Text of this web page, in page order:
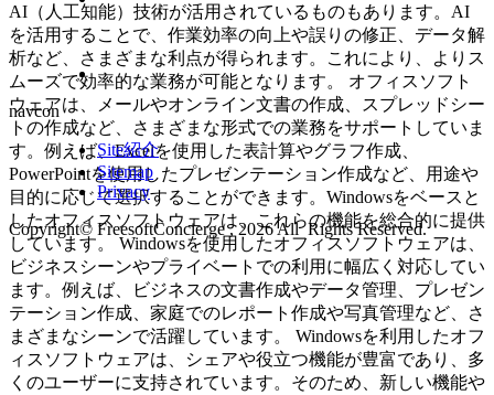
AI（人工知能）技術が活用されているものもあります。AI
を活用することで、作業効率の向上や誤りの修正、データ解
析など、さまざまな利点が得られます。これにより、よりス
ムーズで効率的な業務が可能となります。 オフィスソフト
ウェアは、メールやオンライン文書の作成、スプレッドシー
トの作成など、さまざまな形式での業務をサポートしていま
す。例えば、Excelを使用した表計算やグラフ作成、
PowerPointを使用したプレゼンテーション作成など、用途や
目的に応じて選択することができます。Windowsをベースと
したオフィスソフトウェアは、これらの機能を総合的に提供
しています。 Windowsを使用したオフィスソフトウェアは、
ビジネスシーンやプライベートでの利用に幅広く対応してい
ます。例えば、ビジネスの文書作成やデータ管理、プレゼン
テーション作成、家庭でのレポート作成や写真管理など、さ
まざまなシーンで活躍しています。 Windowsを利用したオフ
ィスソフトウェアは、シェアや役立つ機能が豊富であり、多
くのユーザーに支持されています。そのため、新しい機能や
navcon
Site紹介
Sitemap
Privacy
Copyright© FreesoftConcierge , 2026 All Rights Reserved.